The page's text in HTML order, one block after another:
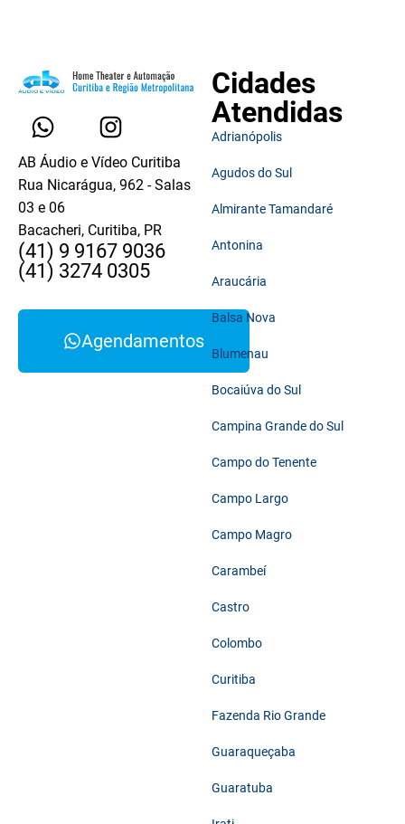
AB Áudio e Vídeo Curitiba
Rua Nicarágua, 962 - Salas
03 e 06
Bacacheri, Curitiba, PR
(41) 9 9167 9036
(41) 3274 0305
Agendamentos
Cidades
Atendidas
Adrianópolis
Agudos do Sul
Almirante Tamandaré
Antonina
Araucária
Balsa Nova
Blumenau
Bocaiúva do Sul
Campina Grande do Sul
Campo do Tenente
Campo Largo
Campo Magro
Carambeí
Castro
Colombo
Curitiba
Fazenda Rio Grande
Guaraqueçaba
Guaratuba